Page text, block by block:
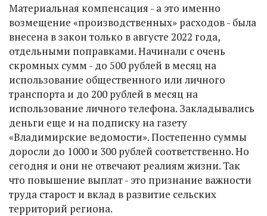
Материальная компенсация - а это именно
возмещение «производственных» расходов - была
внесена в закон только в августе 2022 года,
отдельными поправками. Начинали с очень
скромных сумм - до 500 рублей в месяц на
использование общественного или личного
транспорта и до 200 рублей в месяц на
использование личного телефона. Закладывались
деньги еще и на подписку на газету
«Владимирские ведомости». Постепенно суммы
доросли до 1000 и 300 рублей соответственно. Но
сегодня и они не отвечают реалиям жизни. Так
что повышение выплат - это признание важности
труда старост и вклад в развитие сельских
территорий региона.